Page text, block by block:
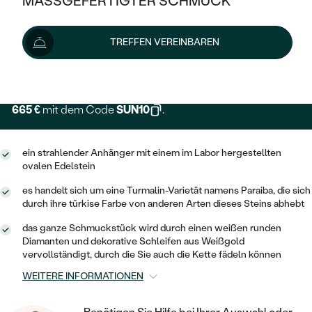
KLASSISCH
MEMOIRE
V-FORM
VINTAGE
GEHÄMMERTE
VON HAND GRAVIERTE
MIT MEHREREN DIAMANTEN
HALO
IM SET
AUSSERGEWÖHNLICH
GESTALTE EINEN RING
WÄHLE EINEN RING
AUSVERKAUF
WENN SCHMUCK HILFT
NACH TYP
OHRRINGE
RINGE
ANHÄNGER / KETTEN
ARMBÄNDER
SCHMUCKSET
PLATIN
CREOLEN
MINIMALISTISCHE
OHRHÄNGER
SOLITÄR
GOLD
SILBER
SOLITÄR
ZUR GEBURT EINES KINDES
PERSONALISIERT
AUSVERKAUF
GOLD
PLATIN
MEMOIRE
MINIMALISTISCHE
TREFFEN VEREINBAREN
739 €
665 € mit dem CodeSUN10 .
ein strahlender Anhänger mit einem im Labor hergestellten
ovalen Edelstein
es handelt sich um eine Turmalin-Varietät namens Paraiba, die sich
durch ihre türkise Farbe von anderen Arten dieses Steins abhebt
das ganze Schmuckstück wird durch einen weißen runden
Diamanten und dekorative Schleifen aus Weißgold
vervollständigt, durch die Sie auch die Kette fädeln können
WEITERE INFORMATIONEN